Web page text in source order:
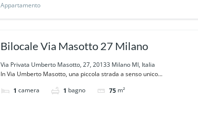
Appartamento
Bilocale Via Masotto 27 Milano
Via Privata Umberto Masotto, 27, 20133 Milano MI, Italia
In Via Umberto Masotto, una piccola strada a senso unico...
1 camera 1 bagno 75 m²